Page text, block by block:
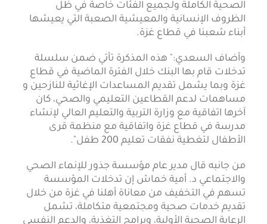
الصحية الكاملة ولجميع الفئات خاصة في ظل
الظروف الإنسانية والمعيشية الصعبة التي يعيشها
أبناء شعبنا في قطاع غزة.
وأضاف السعدي:" هذه المذكرة تأتي ضمن سلسلة
تدخلات قام بها البنك خلال الفترة الماضية في قطاع
غزة وبما يشمل تقديم المساعدات الإغاثية للنازحين و
مساهمات لدعم القطاعين التعليمي والصحي، كان
آخرها اتفاقية مع وزارة التربية والتعليم العالي لإنشاء
مدرسة في قطاع غزة واتفاقية مع منظمة قرى
الأطفال لتغطية نفقات تعليم 200 طفل".
من جانبه قال مدير عام مؤسسة جذور للإنماء الصحي
والاجتماعي د. أمية خماش إن تدخلات المؤسسة
تسهم في التخفيف من معاناة أهلنا في غزة من خلال
تقديم خدمات صحية ومجتمعية متكاملة، تشمل
الرعاية الصحية الأولية، وبرامج التغذية، والدعم النفسي